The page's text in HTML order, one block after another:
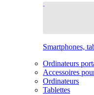
Smartphones,
Ordinateurs
Accessoires
Ordinateurs
Tablettes